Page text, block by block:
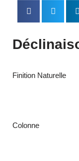
Finition Naturelle
Colonne